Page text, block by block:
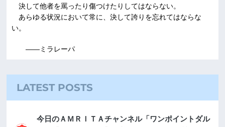
決して他者を罵ったり傷つけたりしてはならない。
あらゆる状況において常に、決して誇りを忘れてはならな
い。
――ミラレーパ
LATEST POSTS
今日のＡＭＲＩＴＡチャンネル「ワンポイントダル